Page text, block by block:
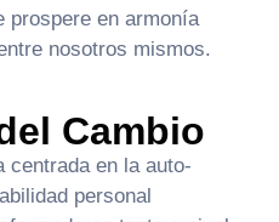
prospere en armonía
nosotros mismos.
Cambio
centrada en la auto-
personal